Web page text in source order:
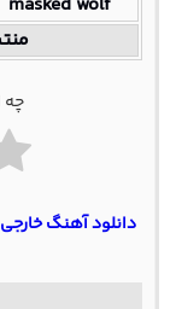
چه
دانلود آهنگ